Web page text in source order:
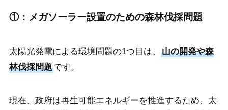
①：メガソーラー設置のための森林伐採問題
太陽光発電による環境問題の1つ目は、 山の開発や森
林伐採問題です。
現在、政府は再生可能エネルギーを推進するため、太